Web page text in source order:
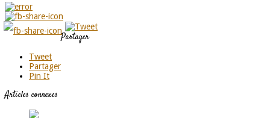
Partager
Tweet
Partager
Pin It
Articles connexes